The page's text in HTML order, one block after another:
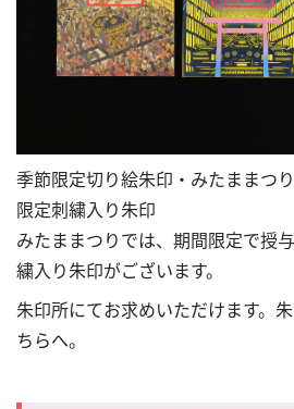
季節限定切り絵朱印・みたままつ
限定刺繍入り朱印
みたままつりでは、期間限定で授
繍入り朱印がございます。
朱印所にてお求めいただけます。
ちらへ。